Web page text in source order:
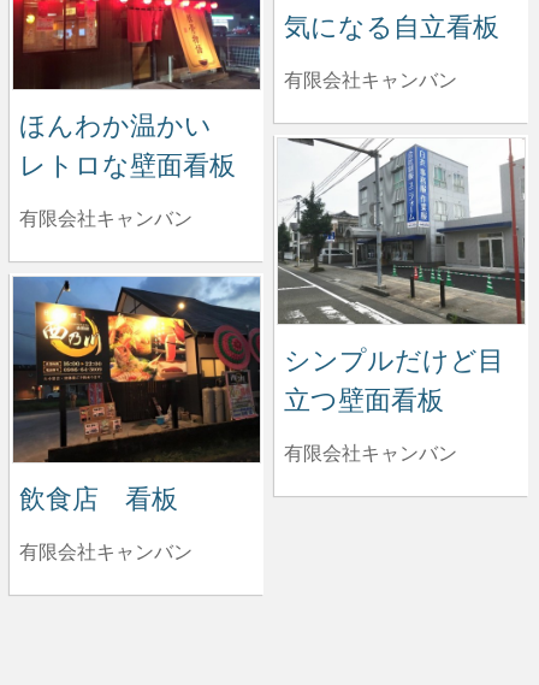
気になる自立看板
有限会社キャンバン
ほんわか温かい
レトロな壁面看板
有限会社キャンバン
シンプルだけど目
立つ壁面看板
有限会社キャンバン
飲食店 看板
有限会社キャンバン